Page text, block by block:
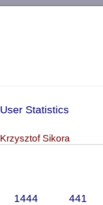
User Statistics
Krzysztof Sikora
1444 441